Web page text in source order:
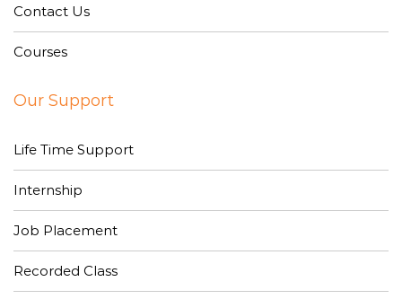
Contact Us
Courses
Our Support
Life Time Support
Internship
Job Placement
Recorded Class